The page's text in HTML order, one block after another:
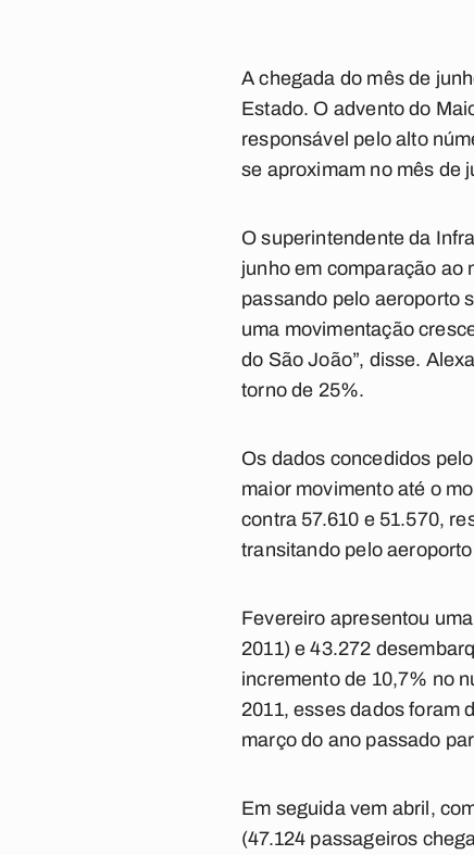
A chegada do mês de
Estado. O advento do
responsável pelo alto
se aproximam no mês de
O superintendente da
junho em comparação ao
passando pelo aeroporto
uma movimentação
do São João”, disse.
torno de 25%.
Os dados concedidos
maior movimento até o
contra 57.610 e 51.570,
transitando pelo
Fevereiro apresentou
2011) e 43.272
incremento de 10,7% no
2011, esses dados foram
março do ano passado
Em seguida vem abril,
(47.124 passageiros